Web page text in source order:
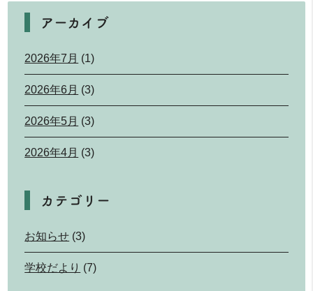
アーカイブ
2026年7月 (1)
2026年6月 (3)
2026年5月 (3)
2026年4月 (3)
カテゴリー
お知らせ (3)
学校だより (7)